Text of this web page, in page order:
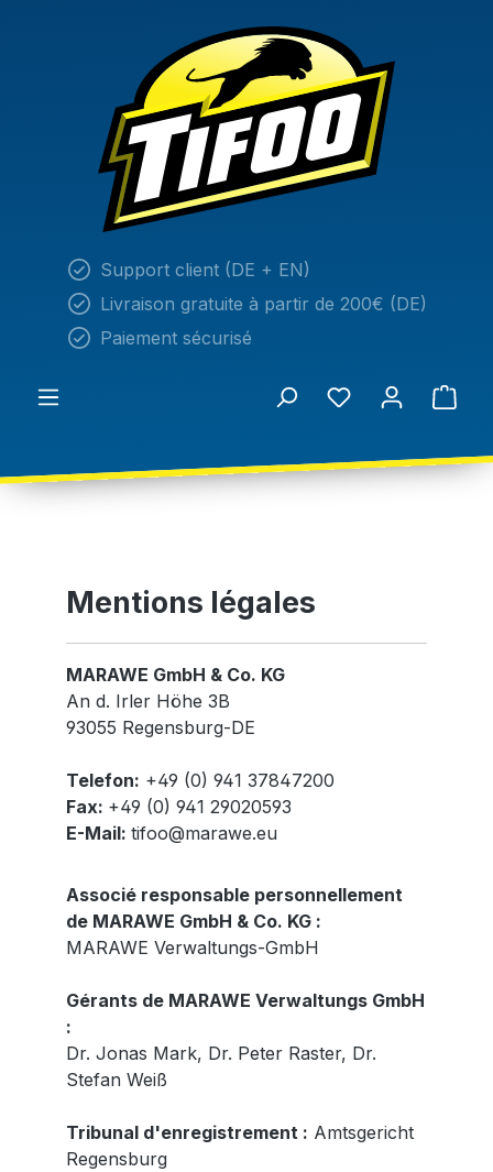
Support client (DE + EN)
Livraison gratuite à partir de 200€ (DE)
Paiement sécurisé
Mentions légales
MARAWE GmbH & Co. KG
An d. Irler Höhe 3B
93055 Regensburg-DE
Telefon: +49 (0) 941 37847200
Fax: +49 (0) 941 29020593
E-Mail: tifoo@marawe.eu
Associé responsable personnellement
de MARAWE GmbH & Co. KG :
MARAWE Verwaltungs-GmbH
Gérants de MARAWE Verwaltungs GmbH
:
Dr. Jonas Mark, Dr. Peter Raster, Dr.
Stefan Weiß
Tribunal d'enregistrement : Amtsgericht
Regensburg